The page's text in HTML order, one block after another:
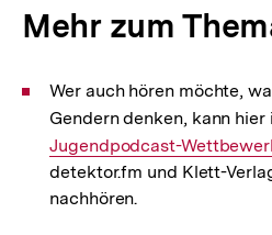
Mehr zum
Wer auch hören möchte,
Gendern denken, kann
Jugendpodcast-
detektor.fm und Klett-
nachhören.